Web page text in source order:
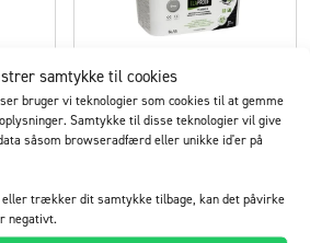
samtykke til cookies
bruger vi teknologier som cookies til at gemme
Samtykke til disse teknologier vil give
såsom browseradfærd eller unikke id'er på
trækker dit samtykke tilbage, kan det påvirke
negativt.
ElaProof Classic H
til udendørs brug